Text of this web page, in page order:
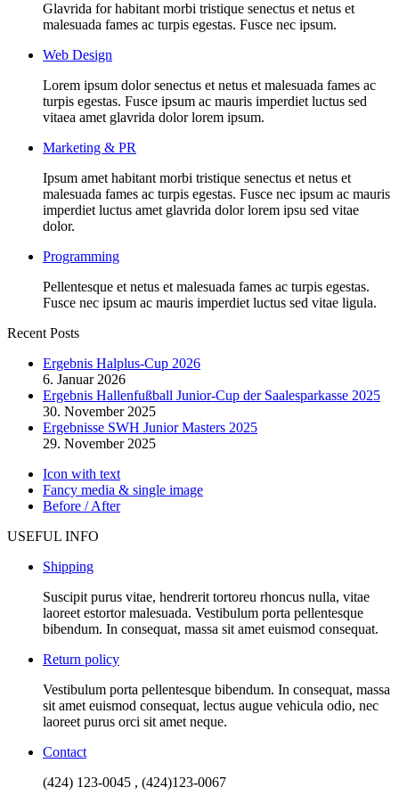
Glavrida for habitant morbi tristique senectus et netus et
malesuada fames ac turpis egestas. Fusce nec ipsum.
Web Design
Lorem ipsum dolor senectus et netus et malesuada fames ac
turpis egestas. Fusce ipsum ac mauris imperdiet luctus sed
vitaea amet glavrida dolor lorem ipsum.
Marketing & PR
Ipsum amet habitant morbi tristique senectus et netus et
malesuada fames ac turpis egestas. Fusce nec ipsum ac mauris
imperdiet luctus amet glavrida dolor lorem ipsu sed vitae
dolor.
Programming
Pellentesque et netus et malesuada fames ac turpis egestas.
Fusce nec ipsum ac mauris imperdiet luctus sed vitae ligula.
Recent Posts
Ergebnis Halplus-Cup 2026
6. Januar 2026
Ergebnis Hallenfußball Junior-Cup der Saalesparkasse 2025
30. November 2025
Ergebnisse SWH Junior Masters 2025
29. November 2025
Icon with text
Fancy media & single image
Before / After
USEFUL INFO
Shipping
Suscipit purus vitae, hendrerit tortoreu rhoncus nulla, vitae
laoreet estortor malesuada. Vestibulum porta pellentesque
bibendum. In consequat, massa sit amet euismod consequat.
Return policy
Vestibulum porta pellentesque bibendum. In consequat, massa
sit amet euismod consequat, lectus augue vehicula odio, nec
laoreet purus orci sit amet neque.
Contact
(424) 123-0045 , (424)123-0067